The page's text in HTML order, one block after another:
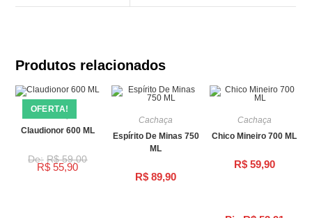
Produtos relacionados
OFERTA!
Cachaça
Claudionor 600 ML
R$59,00
R$ 55,90
Cachaça
Espírito De Minas 750
ML
R$ 89,90
Cachaça
Chico Mineiro 700 ML
R$59,90